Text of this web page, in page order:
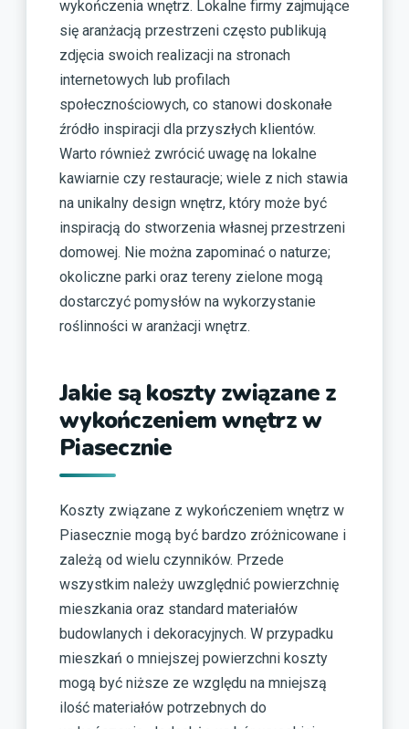
wykończenia wnętrz. Lokalne firmy zajmujące
się aranżacją przestrzeni często publikują
zdjęcia swoich realizacji na stronach
internetowych lub profilach
społecznościowych, co stanowi doskonałe
źródło inspiracji dla przyszłych klientów.
Warto również zwrócić uwagę na lokalne
kawiarnie czy restauracje; wiele z nich stawia
na unikalny design wnętrz, który może być
inspiracją do stworzenia własnej przestrzeni
domowej. Nie można zapominać o naturze;
okoliczne parki oraz tereny zielone mogą
dostarczyć pomysłów na wykorzystanie
roślinności w aranżacji wnętrz.
Jakie są koszty związane z
wykończeniem wnętrz w
Piasecznie
Koszty związane z wykończeniem wnętrz w
Piasecznie mogą być bardzo zróżnicowane i
zależą od wielu czynników. Przede
wszystkim należy uwzględnić powierzchnię
mieszkania oraz standard materiałów
budowlanych i dekoracyjnych. W przypadku
mieszkań o mniejszej powierzchni koszty
mogą być niższe ze względu na mniejszą
ilość materiałów potrzebnych do